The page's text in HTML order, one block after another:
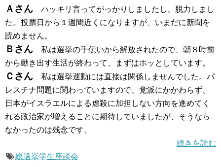
Ａさん ハッキリ言ってがっかりしましたし、脱力しまし
た。投票日から１週間近くになりますが、いまだに新聞を
読めません。
Ｂさん 私は選挙の手伝いから解放されたので、朝８時前
から動き出す生活が終わって、まずはホッとしています。
Ｃさん 私は選挙運動には直接は関係しませんでした。パ
レスチナ問題に関わっていますので、党派にかかわらず、
日本がイスラエルによる虐殺に加担しない方向を進めてく
れる政治家が増えることに期待していましたが、そうなら
なかったのは残念です。
続きを読む
総選挙学生座談会